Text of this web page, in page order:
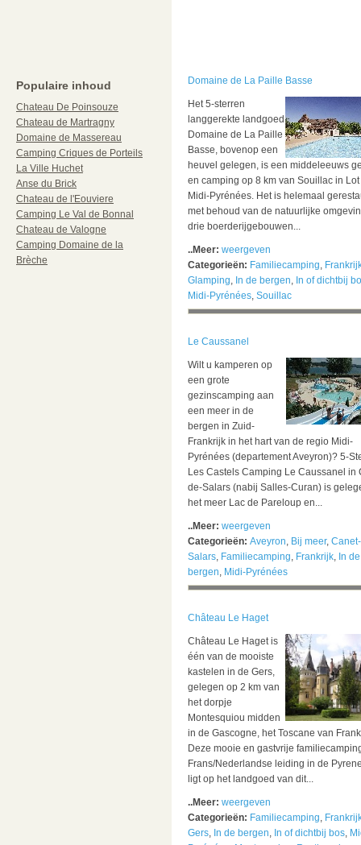
Populaire inhoud
Chateau De Poinsouze
Chateau de Martragny
Domaine de Massereau
Camping Criques de Porteils
La Ville Huchet
Anse du Brick
Chateau de l'Eouviere
Camping Le Val de Bonnal
Chateau de Valogne
Camping Domaine de la
Brèche
Domaine de La Paille Basse
Het 5-sterren
langgerekte landgoed
Domaine de La Paille
Basse, bovenop een
heuvel gelegen, is een middeleeuws
en camping op 8 km van Souillac in
Midi-Pyrénées. Het is helemaal
met behoud van de natuurlijke
drie boerderijgebouwen...
..Meer: weergeven
Categorieën: Familiecamping,
Glamping, In de bergen, In of dichtbij
Midi-Pyrénées, Souillac
Le Caussanel
Wilt u kamperen op
een grote
gezinscamping aan
een meer in de
bergen in Zuid-
Frankrijk in het hart van de regio Midi-
Pyrénées (departement Aveyron)? 5-
Les Castels Camping Le Caussanel in
de-Salars (nabij Salles-Curan) is
het meer Lac de Pareloup en...
..Meer: weergeven
Categorieën: Aveyron, Bij meer,
Salars, Familiecamping, Frankrijk, In de
bergen, Midi-Pyrénées
Château Le Haget
Château Le Haget is
één van de mooiste
kastelen in de Gers,
gelegen op 2 km van
het dorpje
Montesquiou midden
in de Gascogne, het Toscane van
Deze mooie en gastvrije
Frans/Nederlandse leiding in de
ligt op het landgoed van dit...
..Meer: weergeven
Categorieën: Familiecamping,
Gers, In de bergen, In of dichtbij bos,